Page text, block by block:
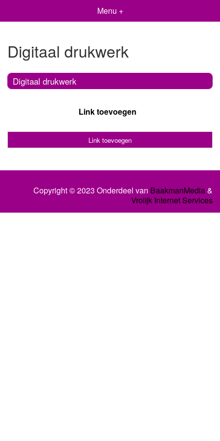
Menu +
Digitaal drukwerk
Digitaal drukwerk
Link toevoegen
Link toevoegen
Copyright © 2023 Onderdeel van BaakmanMedia&
Vrolijk Internet Services